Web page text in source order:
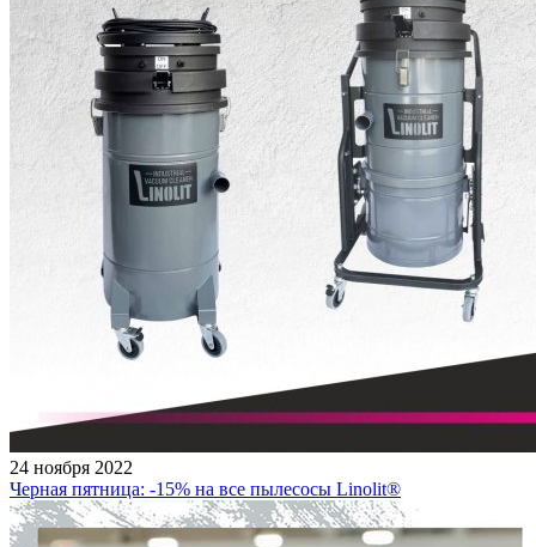
24 ноября 2022
Черная пятница: -15% на все пылесосы Linolit®️